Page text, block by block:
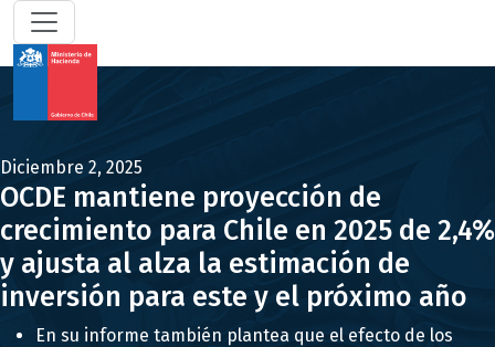
Diciembre 2, 2025
OCDE mantiene proyección de
crecimiento para Chile en 2025 de 2,4%
y ajusta al alza la estimación de
inversión para este y el próximo año
En su informe también plantea que el efecto de los